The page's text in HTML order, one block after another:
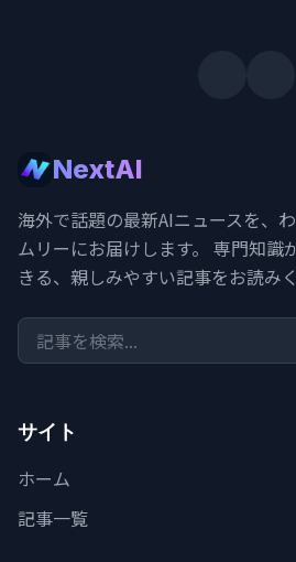
NextAI
海外で話題の最新AIニュースを、
ムリーにお届けします。 専門知識
きる、親しみやすい記事をお読み
サイト
ホーム
記事一覧